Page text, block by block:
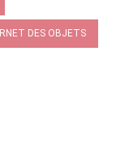
DES OBJETS